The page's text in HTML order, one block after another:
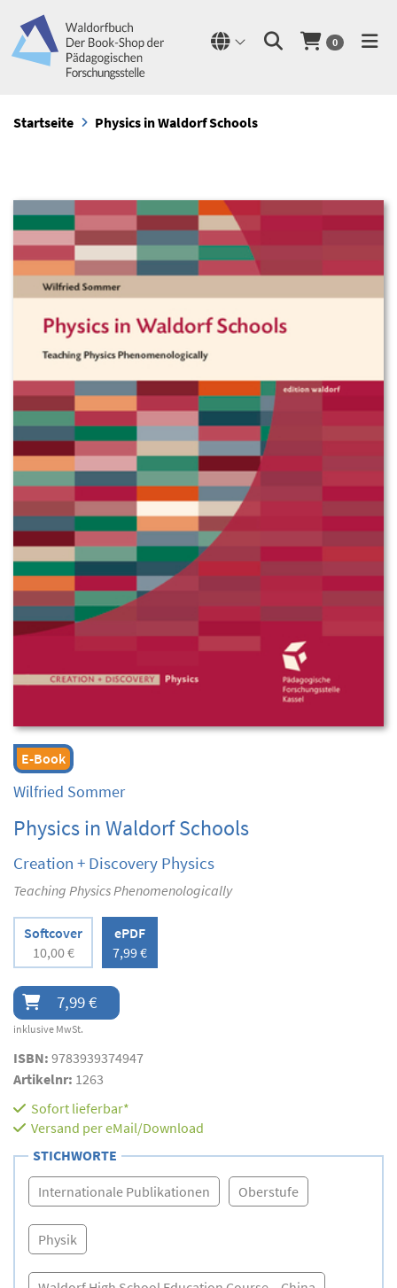
0
Startseite Physics in Waldorf Schools
E-Book
Wilfried Sommer
Physics in Waldorf Schools
Creation + Discovery Physics
Teaching Physics Phenomenologically
Softcover
10,00 €
ePDF
7,99 €
7,99 €
inklusive MwSt.
ISBN: 9783939374947
Artikelnr: 1263
Sofort lieferbar*
Versand per eMail/Download
STICHWORTE
Internationale Publikationen Oberstufe
Physik